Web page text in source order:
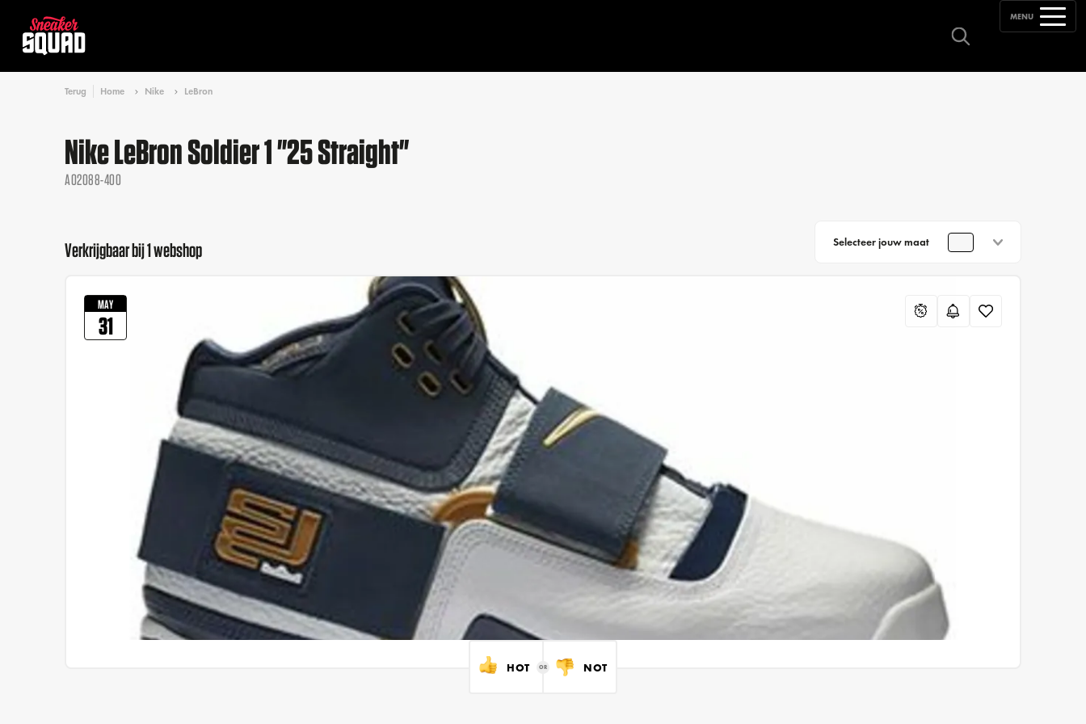
MENU
Terug Home Nike LeBron
Nike LeBron Soldier 1 "25 Straight"
AO2088-400
Verkrijgbaar bij 1 webshop Selecteer jouw maat
MAY
31
HOT NOT